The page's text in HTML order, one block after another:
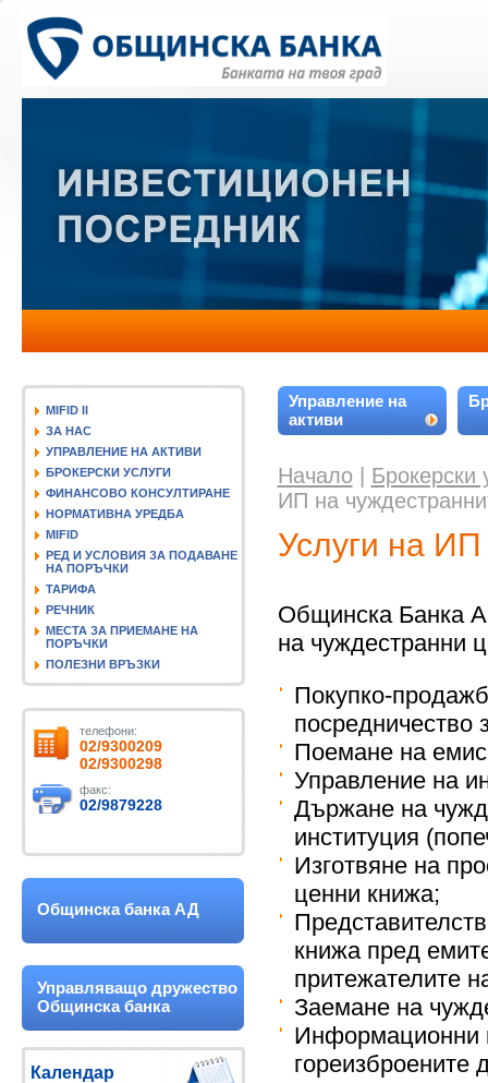
MIFID II
ЗА НАС
УПРАВЛЕНИЕ НА АКТИВИ
БРОКЕРСКИ УСЛУГИ
ФИНАНСОВО КОНСУЛТИРАНЕ
НОРМАТИВНА УРЕДБА
MIFID
РЕД И УСЛОВИЯ ЗА ПОДАВАНЕ
НА ПОРЪЧКИ
ТАРИФА
РЕЧНИК
МЕСТА ЗА ПРИЕМАНЕ НА
ПОРЪЧКИ
ПОЛЕЗНИ ВРЪЗКИ
телефони:
02/9300209
02/9300298
факс:
02/9879228
Общинска банка АД
Управляващо дружество
Общинска банка
Календар
Управление на
активи
Начало| Брокерски
ИП на
Услуги на
Общинска Банка
на чуждестранни
Покупко-
посредничество
Поемане на
Управление на
Държане на
институция
Изготвяне на
ценни книжа;
книжа пред
притежателите
Заемане на
Информационни
гореизброените